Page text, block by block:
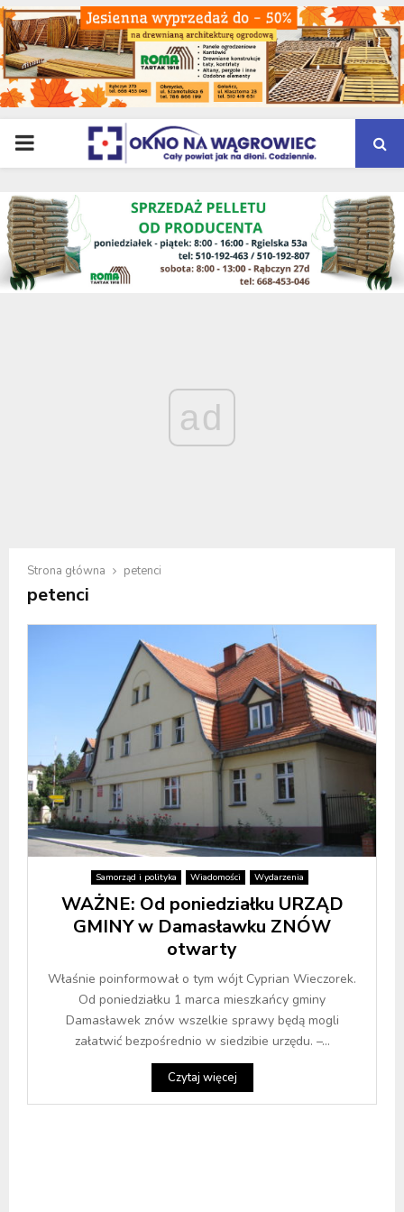
PRIMARY
MENU
ad
Strona główna petenci
petenci
Samorząd i polityka Wiadomości Wydarzenia
WAŻNE: Od poniedziałku URZĄD
GMINY w Damasławku ZNÓW
otwarty
Właśnie poinformował o tym wójt Cyprian Wieczorek.
Od poniedziałku 1 marca mieszkańcy gminy
Damasławek znów wszelkie sprawy będą mogli
załatwić bezpośrednio w siedzibie urzędu. –...
Czytaj więcej